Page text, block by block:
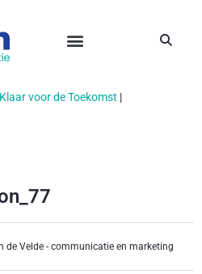
voor de Toekomst |
de Velde - communicatie en marketing